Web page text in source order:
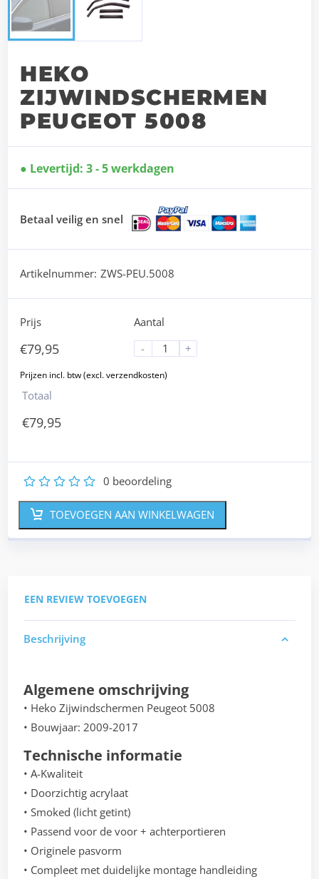
HEKO
ZIJWINDSCHERMEN
PEUGEOT 5008
Levertijd: 3 - 5 werkdagen
Betaal veilig en snel
Artikelnummer: ZWS-PEU.5008
Prijs
€79,95
Aantal
-
+
Totaal
€79,95
5
4
3
2 0 beoordeling
TOEVOEGEN AAN WINKELWAGEN
EEN REVIEW TOEVOEGEN
Beschrijving
Algemene omschrijving
• Heko Zijwindschermen Peugeot 5008
• Bouwjaar: 2009-2017
Technische informatie
• A-Kwaliteit
• Doorzichtig acrylaat
• Smoked (licht getint)
• Passend voor de voor + achterportieren
• Originele pasvorm
• Compleet met duidelijke montage handleiding